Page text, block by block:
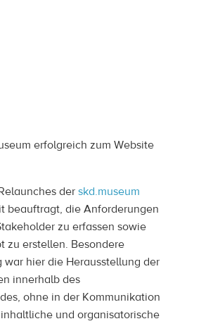
erfolgreich zum Website
der skd.museum
beauftragt, die Anforderungen
zu erfassen sowie
zu erstellen. Besondere
war hier die Herausstellung der
innerhalb des
ohne in der Kommunikation
und organisatorische